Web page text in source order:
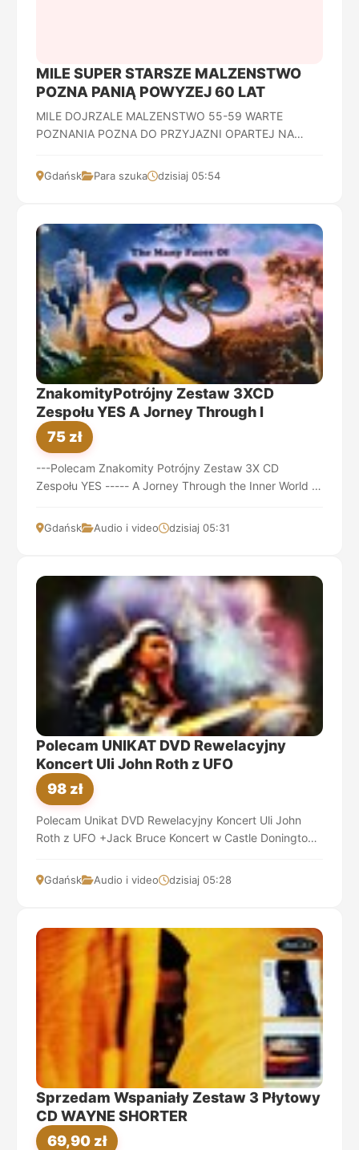
MILE SUPER STARSZE MALZENSTWO
POZNA PANIĄ POWYZEJ 60 LAT
MILE DOJRZALE MALZENSTWO 55-59 WARTE
POZNANIA POZNA DO PRZYJAZNI OPARTEJ NA
WYPADY WYJAZDY KOLACJE -RESZTA W...
Gdańsk Para szuka dzisiaj 05:54
ZnakomityPotrójny Zestaw 3XCD
Zespołu YES A Jorney Through I
75 zł
---Polecam Znakomity Potrójny Zestaw 3X CD
Zespołu YES ----- A Jorney Through the Inner World -
Gdańsk Audio i video dzisiaj 05:31
Polecam UNIKAT DVD Rewelacyjny
Koncert Uli John Roth z UFO
98 zł
Polecam Unikat DVD Rewelacyjny Koncert Uli John
Roth z UFO +Jack Bruce Koncert w Castle Donington
Gdańsk Audio i video dzisiaj 05:28
Sprzedam Wspaniały Zestaw 3 Płytowy
CD WAYNE SHORTER
69,90 zł